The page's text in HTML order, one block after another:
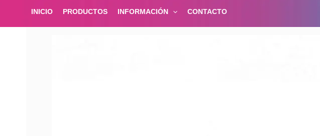
INICIO PRODUCTOS INFORMACIÓN CONTACTO